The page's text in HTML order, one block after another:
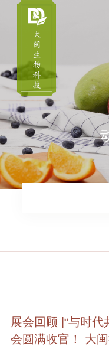
展会回顾 |“与时代
会圆满收官！ 大